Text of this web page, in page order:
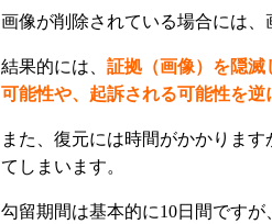
画像が削除されている場合には
結果的には、 証拠（画像）を隠滅
可能性や、起訴される可能性を逆
また、復元には時間がかかりま
てしまいます。
勾留期間は基本的に10日間です